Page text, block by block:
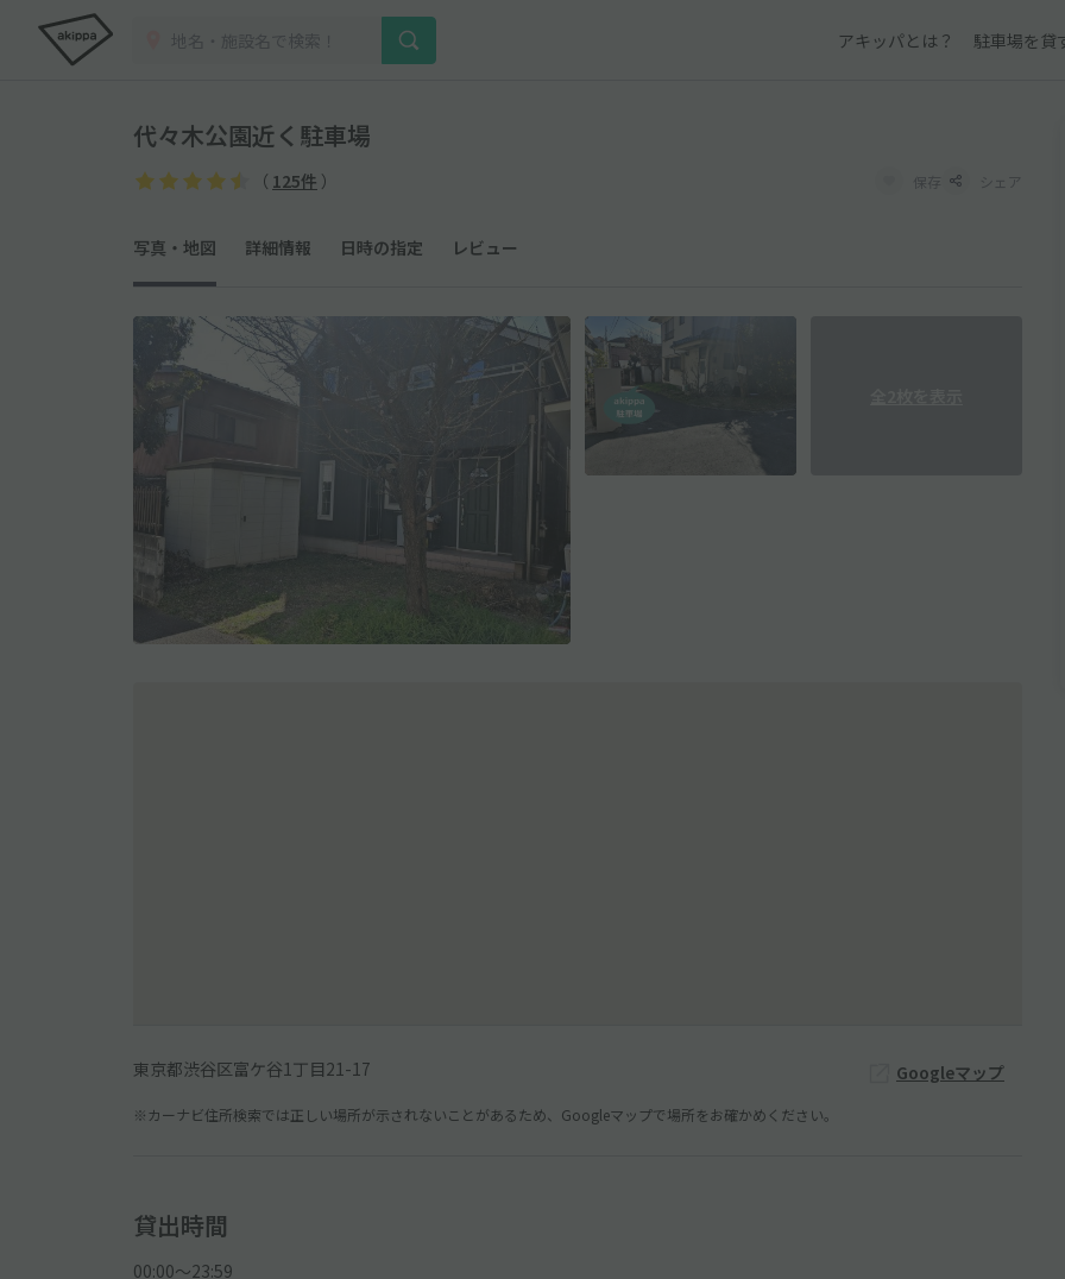
アキッパとは？ 駐車場を貸
代々木公園近く駐車場
（ 125件 ） 保存 シェア
写真・地図 詳細情報 日時の指定 レビュー
東京都渋谷区富ケ谷1丁目21-17 Googleマップ
※カーナビ住所検索では正しい場所が示されないことがあるため、Googleマップで場所をお確かめください。
貸出時間
00:00〜23:59